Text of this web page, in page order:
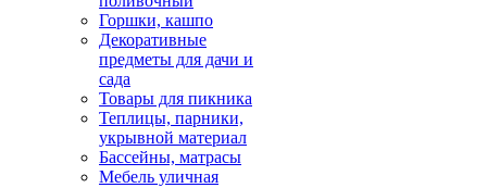
Горшки, кашпо
Декоративные
предметы для дачи и
сада
Товары для пикника
Теплицы, парники,
укрывной материал
Бассейны, матрасы
Мебель уличная